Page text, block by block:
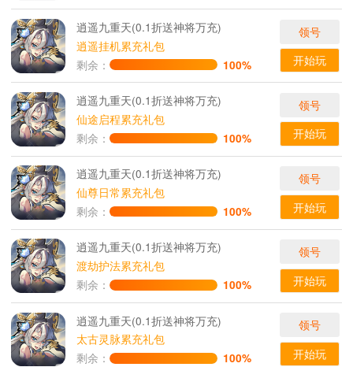
逍遥九重天(0.1折送神将万充)
逍遥挂机累充礼包
剩余：
100%
领号
开始玩
逍遥九重天(0.1折送神将万充)
仙途启程累充礼包
剩余：
100%
领号
开始玩
逍遥九重天(0.1折送神将万充)
仙尊日常累充礼包
剩余：
100%
领号
开始玩
逍遥九重天(0.1折送神将万充)
渡劫护法累充礼包
剩余：
100%
领号
开始玩
逍遥九重天(0.1折送神将万充)
太古灵脉累充礼包
剩余：
100%
领号
开始玩